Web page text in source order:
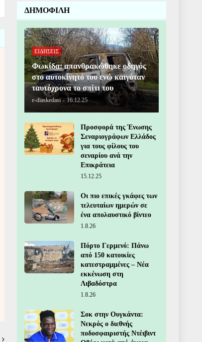
ΔΗΜΟΦΙΛΗ
ΕΙΔΗΣΕΙΣ
Φωκίδα: απανθρακώθηκε οδηγός
στο αυτοκίνητό του ενώ καιγόταν
ταυτόχρονα το σπίτι του
e-diaskedasi - 16.12.25
Προσφορά της Ένωσης
Σεναριογράφων Ελλάδος
για τους φίλους του
σεναρίου ανά την
Επικράτεια
15.12.25
Οι πιο επικές γκάφες των
τελευταίων ημερών σε
ένα απολαυστικό βίντεο
1.8.26
Πόρτο Γερμενό: Πάνω
από 150 κατοικίες
κατεστραμμένες – Νέα
εκκένωση στη
Λιβαδόστρα
1.8.26
Σοκ στην Ουγκάντα:
Νεκρός ο διεθνής
ποδοσφαιριστής Ντέιβιντ